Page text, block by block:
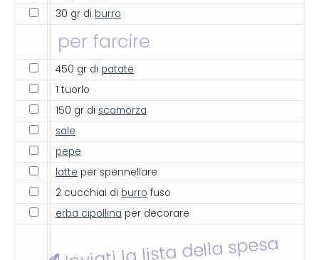
30 gr di burro
per farcire
450 gr di patate
1 tuorlo
150 gr di scamorza
sale
pepe
latte per spennellare
2 cucchiai di burro fuso
erba cipollina per decorare